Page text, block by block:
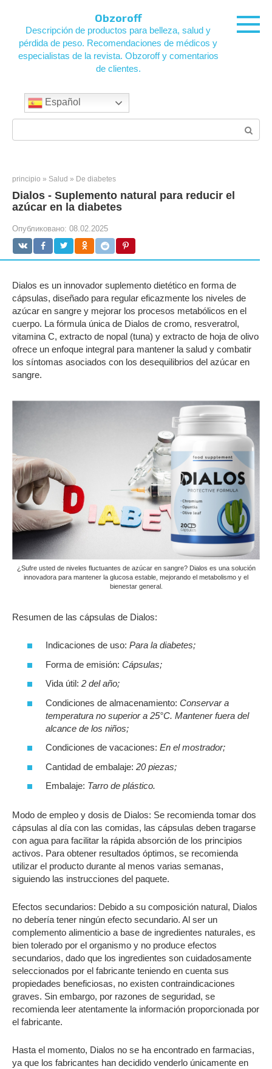
contenido
Obzoroff
Descripción de productos para belleza, salud y
pérdida de peso. Recomendaciones de médicos y
especialistas de la revista. Obzoroff y comentarios
de clientes.
Español
principio » Salud » De diabetes
Dialos - Suplemento natural para reducir el
azúcar en la diabetes
Опубликовано: 08.02.2025
Dialos es un innovador suplemento dietético en forma de
cápsulas, diseñado para regular eficazmente los niveles de
azúcar en sangre y mejorar los procesos metabólicos en el
cuerpo. La fórmula única de Dialos de cromo, resveratrol,
vitamina C, extracto de nopal (tuna) y extracto de hoja de olivo
ofrece un enfoque integral para mantener la salud y combatir
los síntomas asociados con los desequilibrios del azúcar en
sangre.
¿Sufre usted de niveles fluctuantes de azúcar en sangre? Dialos es una solución
innovadora para mantener la glucosa estable, mejorando el metabolismo y el
bienestar general.
Resumen de las cápsulas de Dialos:
Indicaciones de uso: Para la diabetes;
Forma de emisión: Cápsulas;
Vida útil: 2 del año;
Condiciones de almacenamiento: Conservar a
temperatura no superior a 25°C. Mantener fuera del
alcance de los niños;
Condiciones de vacaciones: En el mostrador;
Cantidad de embalaje: 20 piezas;
Embalaje: Tarro de plástico.
Modo de empleo y dosis de Dialos: Se recomienda tomar dos
cápsulas al día con las comidas, las cápsulas deben tragarse
con agua para facilitar la rápida absorción de los principios
activos. Para obtener resultados óptimos, se recomienda
utilizar el producto durante al menos varias semanas,
siguiendo las instrucciones del paquete.
Efectos secundarios: Debido a su composición natural, Dialos
no debería tener ningún efecto secundario. Al ser un
complemento alimenticio a base de ingredientes naturales, es
bien tolerado por el organismo y no produce efectos
secundarios, dado que los ingredientes son cuidadosamente
seleccionados por el fabricante teniendo en cuenta sus
propiedades beneficiosas, no existen contraindicaciones
graves. Sin embargo, por razones de seguridad, se
recomienda leer atentamente la información proporcionada por
el fabricante.
Hasta el momento, Dialos no se ha encontrado en farmacias,
ya que los fabricantes han decidido venderlo únicamente en